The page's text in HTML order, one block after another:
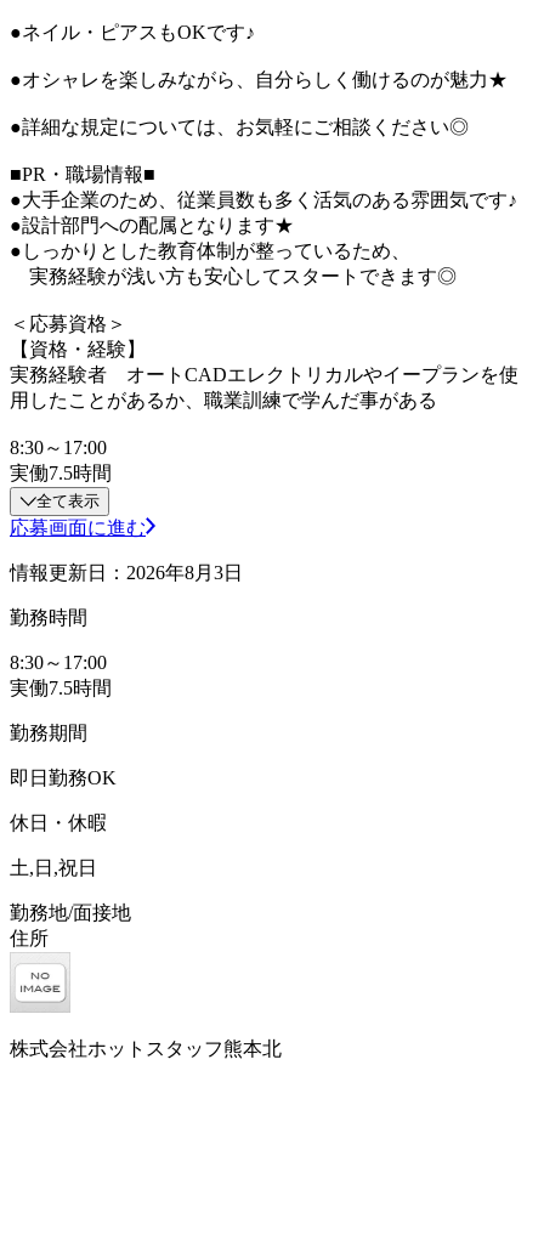
●ネイル・ピアスもOKです♪
●オシャレを楽しみながら、自分らしく働けるのが魅力★
●詳細な規定については、お気軽にご相談ください◎
■PR・職場情報■
●大手企業のため、従業員数も多く活気のある雰囲気です♪
●設計部門への配属となります★
●しっかりとした教育体制が整っているため、
実務経験が浅い方も安心してスタートできます◎
＜応募資格＞
【資格・経験】
実務経験者 オートCADエレクトリカルやイープランを使
用したことがあるか、職業訓練で学んだ事がある
8:30～17:00
実働7.5時間
全て表示
応募画面に進む
情報更新日：2026年8月3日
勤務時間
8:30～17:00
実働7.5時間
勤務期間
即日勤務OK
休日・休暇
土,日,祝日
勤務地/面接地
住所
株式会社ホットスタッフ熊本北